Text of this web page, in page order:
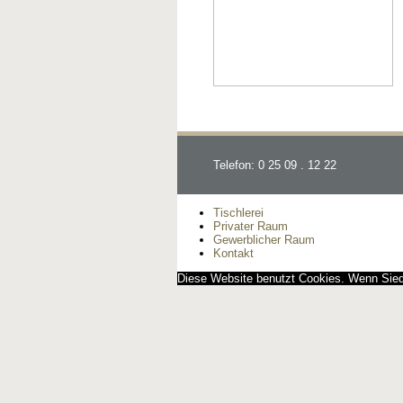
Telefon: 0 25 09 . 12 22
Tischlerei
Privater Raum
Gewerblicher Raum
Kontakt
Diese Website benutzt Cookies. Wenn